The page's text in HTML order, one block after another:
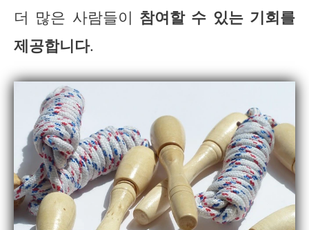
더 많은 사람들이 참여할 수 있는 기회를
제공합니다.